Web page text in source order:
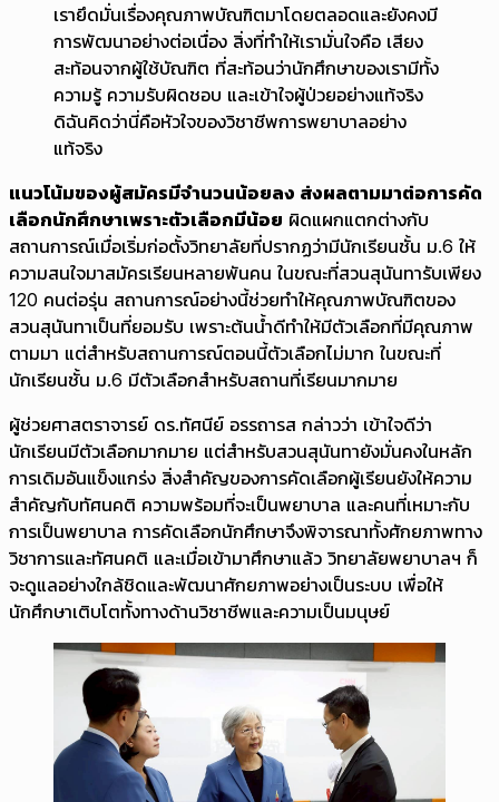
เรายึดมั่นเรื่องคุณภาพบัณฑิตมาโดยตลอดและยังคงมี
การพัฒนาอย่างต่อเนื่อง สิ่งที่ทำให้เรามั่นใจคือ เสียง
สะท้อนจากผู้ใช้บัณฑิต ที่สะท้อนว่านักศึกษาของเรามีทั้ง
ความรู้ ความรับผิดชอบ และเข้าใจผู้ป่วยอย่างแท้จริง
ดิฉันคิดว่านี่คือหัวใจของวิชาชีพการพยาบาลอย่าง
แท้จริง
แนวโน้มของผู้สมัครมีจำนวนน้อยลง ส่งผลตามมาต่อการคัด
เลือกนักศึกษาเพราะตัวเลือกมีน้อย ผิดแผกแตกต่างกับ
สถานการณ์เมื่อเริ่มก่อตั้งวิทยาลัยที่ปรากฏว่ามีนักเรียนชั้น ม.6 ให้
ความสนใจมาสมัครเรียนหลายพันคน ในขณะที่สวนสุนันทารับเพียง
120 คนต่อรุ่น สถานการณ์อย่างนี้ช่วยทำให้คุณภาพบัณฑิตของ
สวนสุนันทาเป็นที่ยอมรับ เพราะต้นน้ำดีทำให้มีตัวเลือกที่มีคุณภาพ
ตามมา แต่สำหรับสถานการณ์ตอนนี้ตัวเลือกไม่มาก ในขณะที่
นักเรียนชั้น ม.6 มีตัวเลือกสำหรับสถานที่เรียนมากมาย
ผู้ช่วยศาสตราจารย์ ดร.ทัศนีย์ อรรถารส กล่าวว่า เข้าใจดีว่า
นักเรียนมีตัวเลือกมากมาย แต่สำหรับสวนสุนันทายังมั่นคงในหลัก
การเดิมอันแข็งแกร่ง สิ่งสำคัญของการคัดเลือกผู้เรียนยังให้ความ
สำคัญกับทัศนคติ ความพร้อมที่จะเป็นพยาบาล และคนที่เหมาะกับ
การเป็นพยาบาล การคัดเลือกนักศึกษาจึงพิจารณาทั้งศักยภาพทาง
วิชาการและทัศนคติ และเมื่อเข้ามาศึกษาแล้ว วิทยาลัยพยาบาลฯ ก็
จะดูแลอย่างใกล้ชิดและพัฒนาศักยภาพอย่างเป็นระบบ เพื่อให้
นักศึกษาเติบโตทั้งทางด้านวิชาชีพและความเป็นมนุษย์